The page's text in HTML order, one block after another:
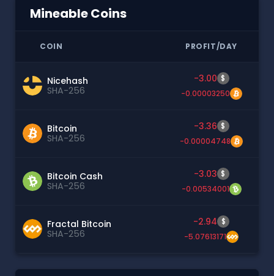
Mineable Coins
COIN PROFIT/DAY
Nicehash
SHA-256
-3.00 $
-0.00003250
Bitcoin
SHA-256
-3.36 $
-0.00004748
Bitcoin Cash
SHA-256
-3.03 $
-0.00534001
Fractal Bitcoin
SHA-256
-2.94 $
-5.07613171